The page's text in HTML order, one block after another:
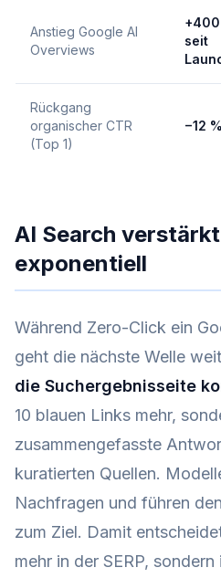
Anstieg Google AI
Overviews
seit
Rückgang
organischer CTR
(Top 1)
−12
AI Search
exponentiell
Während Zero-Click ein
geht die nächste Welle
die Suchergebnisseite
10 blauen Links mehr,
zusammengefasste
kuratierten Quellen.
Nachfragen und führen
zum Ziel. Damit
mehr in der SERP,